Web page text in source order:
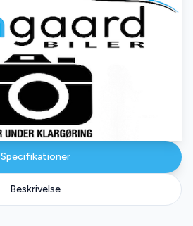
Specifikationer
Beskrivelse